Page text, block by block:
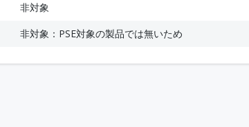
非対象
非対象：PSE対象の製品では無いため